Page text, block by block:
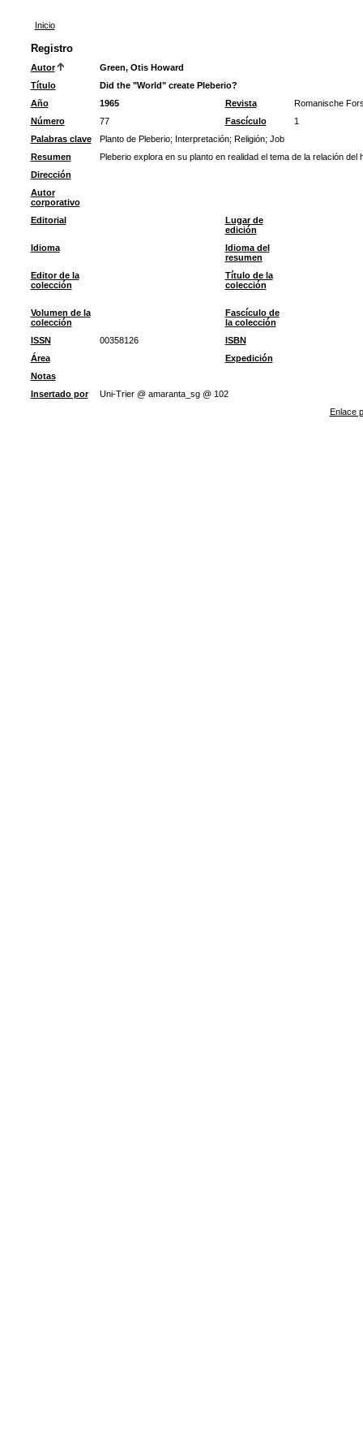
Inicio
Registro
Autor
Green, Otis Howard
Título
Did the "World" create Pleberio?
Año
1965 Revista
Romanische
Número
77 Fascículo
1
Palabras clave
Planto de Pleberio; Interpretación; Religión; Job
Resumen
Pleberio explora en su planto en realidad el tema de la relación del
Dirección
Autor
corporativo
Editorial
Lugar de
edición
Idioma
Idioma del
resumen
Editor de la
colección
Título de la
colección
Volumen de la
colección
Fascículo de
la colección
ISSN
00358126
ISBN
Área
Expedición
Notas
Insertado por
Uni-Trier @ amaranta_sg @ 102
Enlace